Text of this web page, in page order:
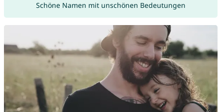
Schöne Namen mit unschönen Bedeutungen